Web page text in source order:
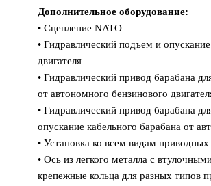
Дополнительное оборудование:
• Сцепление NATO
• Гидравлический подъем и
двигателя
• Гидравлический привод барабана
от автономного бензинового
• Гидравлический привод барабана
опускание кабельного барабана от
• Установка ко всем видам
• Ось из легкого металла с
крепежные кольца для разных типов